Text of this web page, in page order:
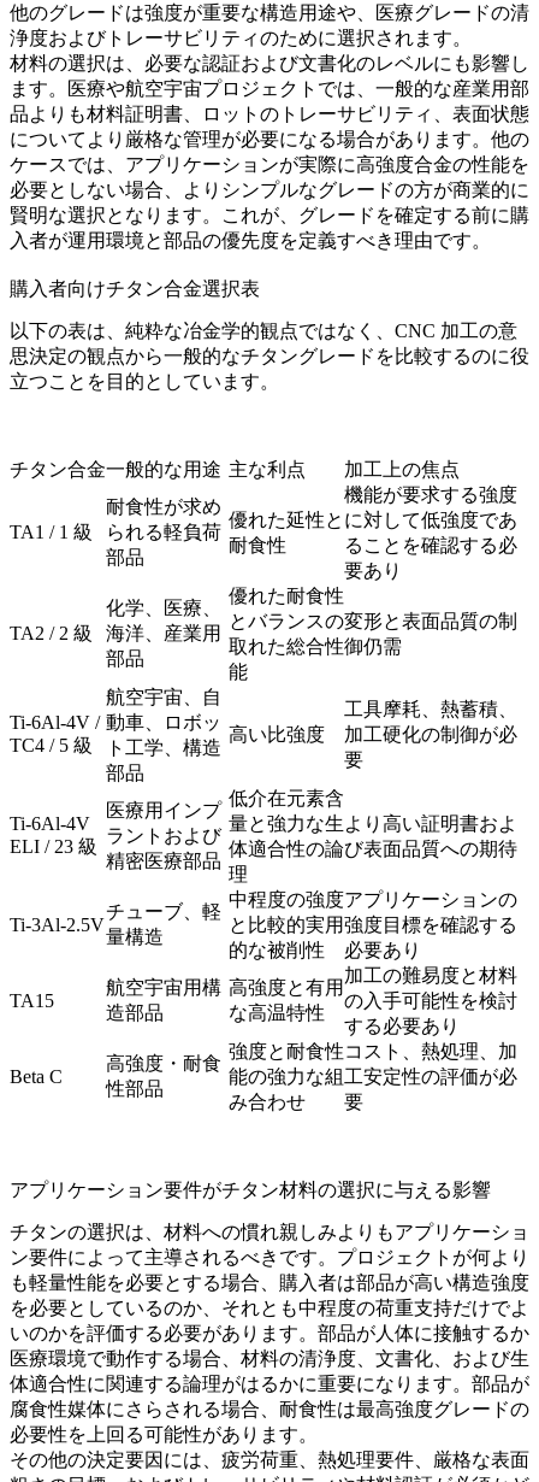
他のグレードは強度が重要な構造用途や、医療グレードの清
浄度およびトレーサビリティのために選択されます。
材料の選択は、必要な認証および文書化のレベルにも影響し
ます。医療や航空宇宙プロジェクトでは、一般的な産業用部
品よりも材料証明書、ロットのトレーサビリティ、表面状態
についてより厳格な管理が必要になる場合があります。他の
ケースでは、アプリケーションが実際に高強度合金の性能を
必要としない場合、よりシンプルなグレードの方が商業的に
賢明な選択となります。これが、グレードを確定する前に購
入者が運用環境と部品の優先度を定義すべき理由です。
購入者向けチタン合金選択表
以下の表は、純粋な冶金学的観点ではなく、CNC 加工の意
思決定の観点から一般的なチタングレードを比較するのに役
立つことを目的としています。
チタン合金一般的な用途 主な利点 加工上の焦点
TA1 / 1 級
耐食性が求め
られる軽負荷
部品
優れた延性と
耐食性
機能が要求する強度
に対して低強度であ
ることを確認する必
要あり
TA2 / 2 級
化学、医療、
海洋、産業用
部品
優れた耐食性
とバランスの
取れた総合性
能
変形と表面品質の制
御仍需
Ti-6Al-4V /
TC4 / 5 級
航空宇宙、自
動車、ロボッ
ト工学、構造
部品
高い比強度
工具摩耗、熱蓄積、
加工硬化の制御が必
要
Ti-6Al-4V
ELI / 23 級
医療用インプ
ラントおよび
精密医療部品
低介在元素含
量と強力な生
体適合性の論
理
より高い証明書およ
び表面品質への期待
Ti-3Al-2.5V
チューブ、軽
量構造
中程度の強度
と比較的実用
的な被削性
アプリケーションの
強度目標を確認する
必要あり
TA15
航空宇宙用構
造部品
高強度と有用
な高温特性
加工の難易度と材料
の入手可能性を検討
する必要あり
Beta C
高強度・耐食
性部品
強度と耐食性
能の強力な組
み合わせ
コスト、熱処理、加
工安定性の評価が必
要
アプリケーション要件がチタン材料の選択に与える影響
チタンの選択は、材料への慣れ親しみよりもアプリケーショ
ン要件によって主導されるべきです。プロジェクトが何より
も軽量性能を必要とする場合、購入者は部品が高い構造強度
を必要としているのか、それとも中程度の荷重支持だけでよ
いのかを評価する必要があります。部品が人体に接触するか
医療環境で動作する場合、材料の清浄度、文書化、および生
体適合性に関連する論理がはるかに重要になります。部品が
腐食性媒体にさらされる場合、耐食性は最高強度グレードの
必要性を上回る可能性があります。
その他の決定要因には、疲労荷重、熱処理要件、厳格な表面